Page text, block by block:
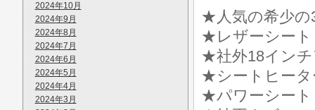
2024年10月
2024年9月
2024年8月
2024年7月
2024年6月
2024年5月
2024年4月
2024年3月
★人気の希少の
★レザーシート
★社外18イン
★シートヒータ
★パワーシート